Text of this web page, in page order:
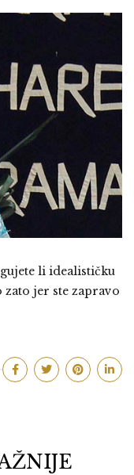
li idealističku
jer ste zapravo